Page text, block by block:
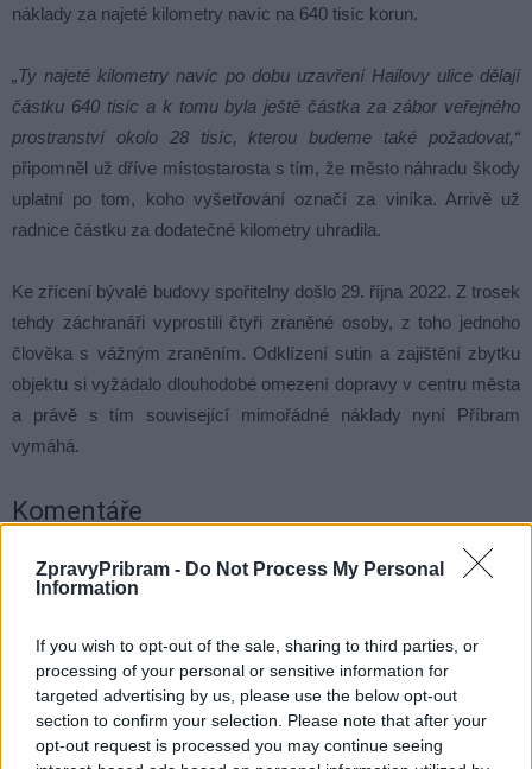
ZpravyPribram - Do Not Process My Personal
Information
If you wish to opt-out of the sale, sharing to third parties, or
processing of your personal or sensitive information for
targeted advertising by us, please use the below opt-out
section to confirm your selection. Please note that after your
opt-out request is processed you may continue seeing
náklady za najeté kilometry navíc na 640 tisíc korun.
„Ty najeté kilometry navíc po dobu uzavření Hailovy ulice dělají
částku 640 tisíc a k tomu byla ještě částka za zábor veřejného
prostranství okolo 28 tisíc, kterou budeme také požadovat,“
připomněl už dříve místostarosta s tím, že město náhradu škody
uplatní po tom, koho vyšetřování označí za viníka. Arrivě už
radnice částku za dodatečné kilometry uhradila.
Ke zřícení bývalé budovy spořitelny došlo 29. října 2022. Z trosek
tehdy záchranáři vyprostili čtyři zraněné osoby, z toho jednoho
člověka s vážným zraněním. Odklízení sutin a zajištění zbytku
objektu si vyžádalo dlouhodobé omezení dopravy v centru města
a právě s tím související mimořádné náklady nyní Příbram
vymáhá.
Komentáře
TAGY MHD objížďka Příbram
Spořitelna
Vladimír Karpíšek
zřícení